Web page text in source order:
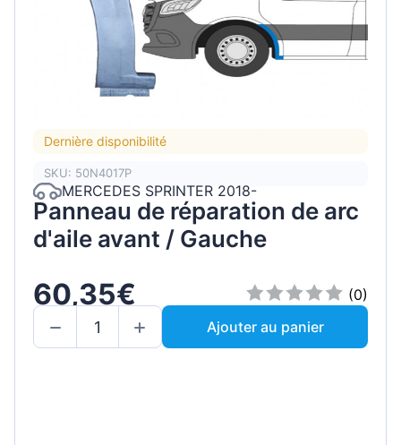
Dernière disponibilité
SKU: 50N4017P
MERCEDES SPRINTER 2018-
Panneau de réparation de arc
d'aile avant / Gauche
60,35€
(0)
Ajouter au panier